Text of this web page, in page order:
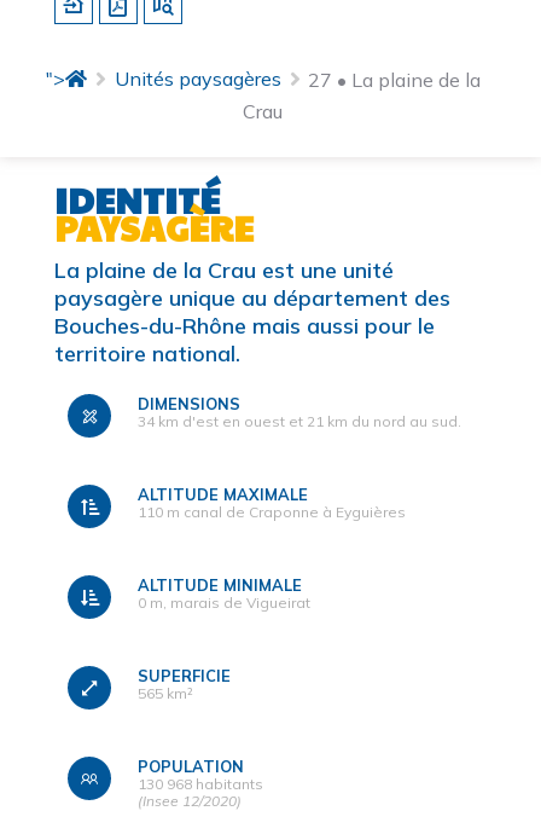
"> Unités paysagères
27 • La plaine de la
Crau
IDENTITÉ
PAYSAGÈRE
La plaine de la Crau est une unité
paysagère unique au département des
Bouches-du-Rhône mais aussi pour le
territoire national.
DIMENSIONS
34 km d'est en ouest et 21 km du nord au sud.
ALTITUDE MAXIMALE
110 m canal de Craponne à Eyguières
ALTITUDE MINIMALE
0 m, marais de Vigueirat
SUPERFICIE
565 km²
POPULATION
130 968 habitants
(Insee 12/2020)